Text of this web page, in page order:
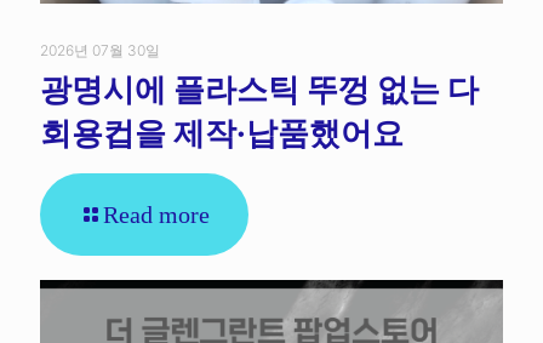
2026년 07월 30일
광명시에 플라스틱 뚜껑 없는 다
회용컵을 제작·납품했어요
Read more